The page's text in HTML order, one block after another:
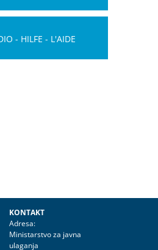
- HILFE - L'AIDE
KONTAKT
Adresa:
Ministarstvo za javna
ulaganja